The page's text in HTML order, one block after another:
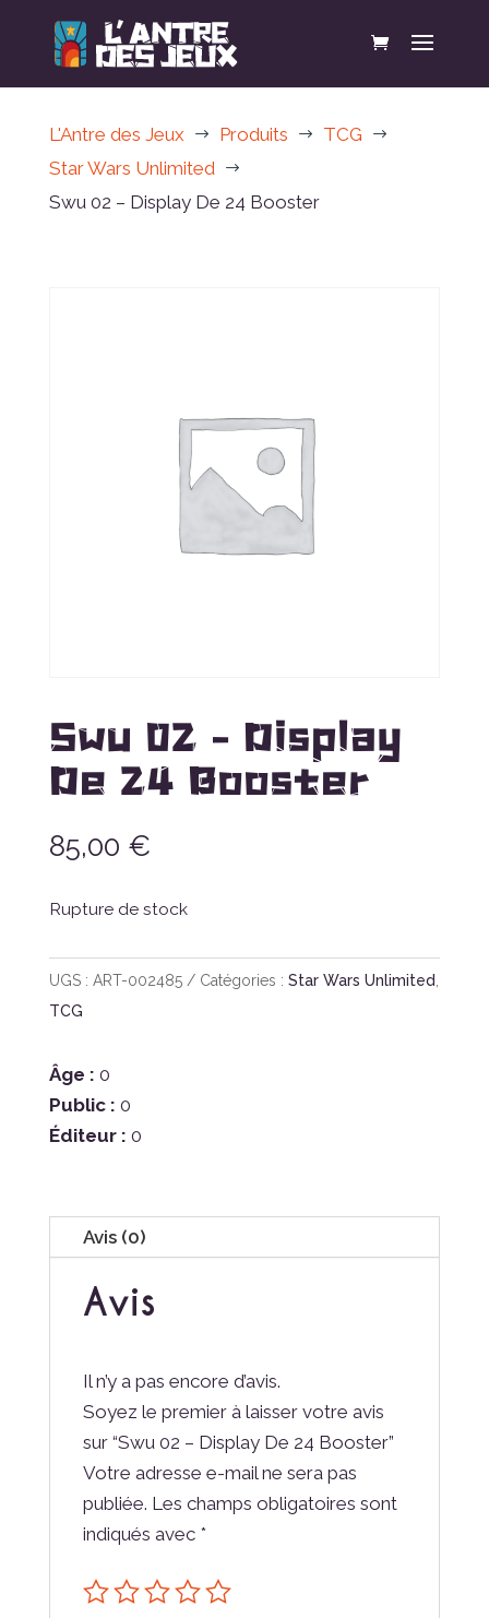
L'Antre des Jeux $ Produits $ TCG $
Star Wars Unlimited $
Swu 02 – Display De 24 Booster
Swu 02 – Display
De 24 Booster
85,00 €
Rupture de stock
UGS : ART-002485 Catégories : Star Wars Unlimited,
TCG
Âge : 0
Public : 0
Éditeur : 0
Avis (0)
Avis
Il n’y a pas encore d’avis.
Soyez le premier à laisser votre avis
sur “Swu 02 – Display De 24 Booster”
Votre adresse e-mail ne sera pas
publiée. Les champs obligatoires sont
indiqués avec *